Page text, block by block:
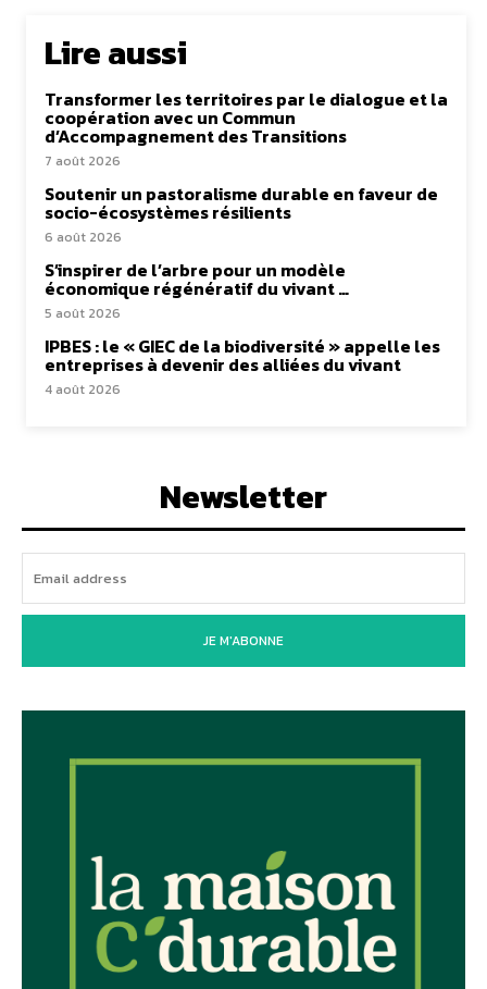
Lire aussi
Transformer les territoires par le dialogue et la
coopération avec un Commun
d’Accompagnement des Transitions
7 août 2026
Soutenir un pastoralisme durable en faveur de
socio-écosystèmes résilients
6 août 2026
S’inspirer de l’arbre pour un modèle
économique régénératif du vivant …
5 août 2026
IPBES : le « GIEC de la biodiversité » appelle les
entreprises à devenir des alliées du vivant
4 août 2026
Newsletter
JE M'ABONNE